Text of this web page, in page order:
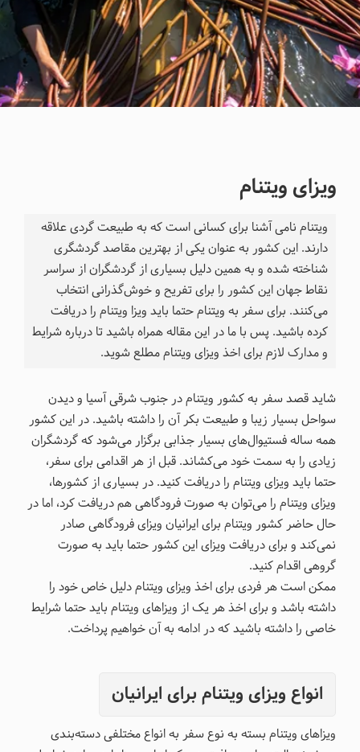
ویزای ویتنام
ویتنام نامی آشنا برای کسانی است که به طبیعت گردی علاقه
دارند. این کشور به عنوان یکی از بهترین مقاصد گردشگری
شناخته شده و به همین دلیل بسیاری از گردشگران از سراسر
نقاط جهان این کشور را برای تفریح و خوش‌گذرانی انتخاب
می‌کنند. برای سفر به ویتنام حتما باید ویزا ویتنام را دریافت
کرده باشید. پس با ما در این مقاله همراه باشید تا درباره شرایط
و مدارک لازم برای اخذ ویزای ویتنام مطلع شوید.
شاید قصد سفر به کشور ویتنام در جنوب شرقی آسیا و دیدن
سواحل بسیار زیبا و طبیعت بکر آن را داشته باشید. در این کشور
همه ساله فستیوال‌های بسیار جذابی برگزار می‌شود که گردشگران
زیادی را به سمت خود می‌کشاند. قبل از هر اقدامی برای سفر،
حتما باید ویزای ویتنام را دریافت کنید. در بسیاری از کشورها،
ویزای ویتنام را می‌توان به صورت فرودگاهی هم دریافت کرد، اما در
حال حاضر کشور ویتنام برای ایرانیان ویزای فرودگاهی صادر
نمی‌کند و برای دریافت ویزای این کشور حتما باید به صورت
گروهی اقدام کنید.
ممکن است هر فردی برای اخذ ویزای ویتنام دلیل خاص خود را
داشته باشد و برای اخذ هر یک از ویزاهای ویتنام باید حتما شرایط
خاصی را داشته باشید که در ادامه به آن خواهیم پرداخت.
انواع ویزای ویتنام برای ایرانیان
ویزاهای ویتنام بسته به نوع سفر به انواع مختلفی دسته‌بندی